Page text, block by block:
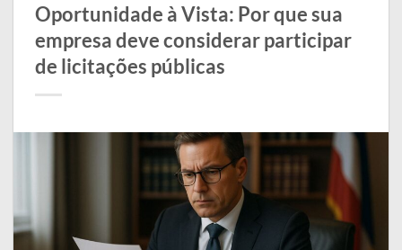
Oportunidade à Vista: Por que sua
empresa deve considerar participar
de licitações públicas